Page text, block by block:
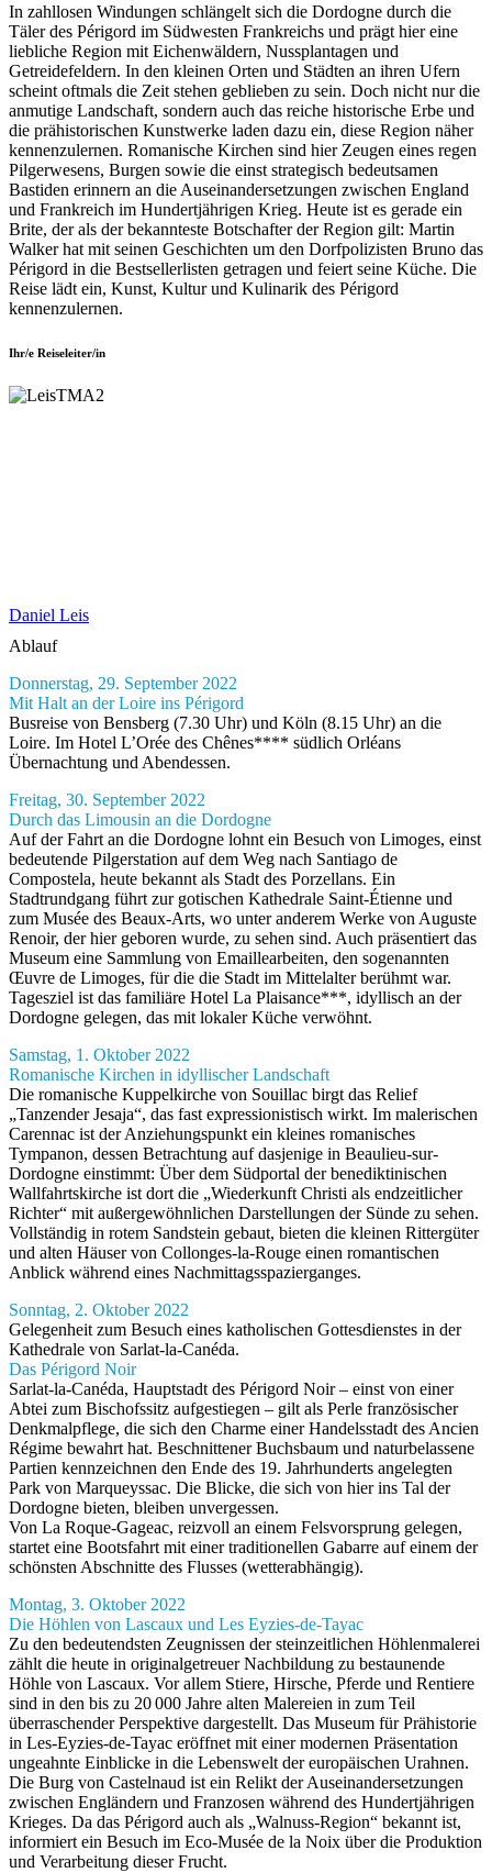
In zahllosen Windungen schlängelt sich die Dordogne durch die
Täler des Périgord im Südwesten Frankreichs und prägt hier eine
liebliche Region mit Eichenwäldern, Nussplantagen und
Getreidefeldern. In den kleinen Orten und Städten an ihren Ufern
scheint oftmals die Zeit stehen geblieben zu sein. Doch nicht nur die
anmutige Landschaft, sondern auch das reiche historische Erbe und
die prähistorischen Kunstwerke laden dazu ein, diese Region näher
kennenzulernen. Romanische Kirchen sind hier Zeugen eines regen
Pilgerwesens, Burgen sowie die einst strategisch bedeutsamen
Bastiden erinnern an die Auseinandersetzungen zwischen England
und Frankreich im Hundertjährigen Krieg. Heute ist es gerade ein
Brite, der als der bekannteste Botschafter der Region gilt: Martin
Walker hat mit seinen Geschichten um den Dorfpolizisten Bruno das
Périgord in die Bestsellerlisten getragen und feiert seine Küche. Die
Reise lädt ein, Kunst, Kultur und Kulinarik des Périgord
kennenzulernen.
Ihr/e Reiseleiter/in
Daniel Leis
Ablauf
Donnerstag, 29. September 2022
Mit Halt an der Loire ins Périgord
Busreise von Bensberg (7.30 Uhr) und Köln (8.15 Uhr) an die
Loire. Im Hotel L’Orée des Chênes**** südlich Orléans
Übernachtung und Abendessen.
Freitag, 30. September 2022
Durch das Limousin an die Dordogne
Auf der Fahrt an die Dordogne lohnt ein Besuch von Limoges, einst
bedeutende Pilgerstation auf dem Weg nach Santiago de
Compostela, heute bekannt als Stadt des Porzellans. Ein
Stadtrundgang führt zur gotischen Kathedrale Saint-Étienne und
zum Musée des Beaux-Arts, wo unter anderem Werke von Auguste
Renoir, der hier geboren wurde, zu sehen sind. Auch präsentiert das
Museum eine Sammlung von Emaillearbeiten, den sogenannten
Œuvre de Limoges, für die die Stadt im Mittelalter berühmt war.
Tagesziel ist das familiäre Hotel La Plaisance***, idyllisch an der
Dordogne gelegen, das mit lokaler Küche verwöhnt.
Samstag, 1. Oktober 2022
Romanische Kirchen in idyllischer Landschaft
Die romanische Kuppelkirche von Souillac birgt das Relief
„Tanzender Jesaja“, das fast expressionistisch wirkt. Im malerischen
Carennac ist der Anziehungspunkt ein kleines romanisches
Tympanon, dessen Betrachtung auf dasjenige in Beaulieu-sur-
Dordogne einstimmt: Über dem Südportal der benediktinischen
Wallfahrtskirche ist dort die „Wiederkunft Christi als endzeitlicher
Richter“ mit außergewöhnlichen Darstellungen der Sünde zu sehen.
Vollständig in rotem Sandstein gebaut, bieten die kleinen Rittergüter
und alten Häuser von Collonges-la-Rouge einen romantischen
Anblick während eines Nachmittagsspazierganges.
Sonntag, 2. Oktober 2022
Gelegenheit zum Besuch eines katholischen Gottesdienstes in der
Kathedrale von Sarlat-la-Canéda.
Das Périgord Noir
Sarlat-la-Canéda, Hauptstadt des Périgord Noir – einst von einer
Abtei zum Bischofssitz aufgestiegen – gilt als Perle französischer
Denkmalpflege, die sich den Charme einer Handelsstadt des Ancien
Régime bewahrt hat. Beschnittener Buchsbaum und naturbelassene
Partien kennzeichnen den Ende des 19. Jahrhunderts angelegten
Park von Marqueyssac. Die Blicke, die sich von hier ins Tal der
Dordogne bieten, bleiben unvergessen.
Von La Roque-Gageac, reizvoll an einem Felsvorsprung gelegen,
startet eine Bootsfahrt mit einer traditionellen Gabarre auf einem der
schönsten Abschnitte des Flusses (wetterabhängig).
Montag, 3. Oktober 2022
Die Höhlen von Lascaux und Les Eyzies-de-Tayac
Zu den bedeutendsten Zeugnissen der steinzeitlichen Höhlenmalerei
zählt die heute in originalgetreuer Nachbildung zu bestaunende
Höhle von Lascaux. Vor allem Stiere, Hirsche, Pferde und Rentiere
sind in den bis zu 20 000 Jahre alten Malereien in zum Teil
überraschender Perspektive dargestellt. Das Museum für Prähistorie
in Les-Eyzies-de-Tayac eröffnet mit einer modernen Präsentation
ungeahnte Einblicke in die Lebenswelt der europäischen Urahnen.
Die Burg von Castelnaud ist ein Relikt der Auseinandersetzungen
zwischen Engländern und Franzosen während des Hundertjährigen
Krieges. Da das Périgord auch als „Walnuss-Region“ bekannt ist,
informiert ein Besuch im Eco-Musée de la Noix über die Produktion
und Verarbeitung dieser Frucht.